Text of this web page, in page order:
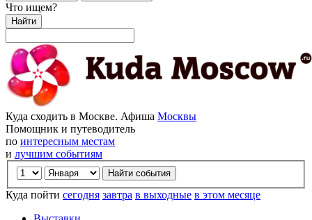
Что ищем?
Найти
Куда сходить в Москве. Афиша Москвы
Помощник и путеводитель
по интересным местам
и лучшим событиям
Куда пойти сегодня завтра в выходные в этом месяце